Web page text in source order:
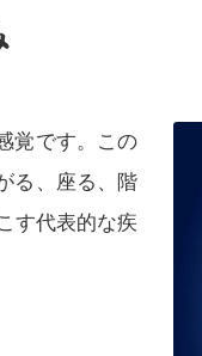
覚です。この
る、座る、階
す代表的な疾